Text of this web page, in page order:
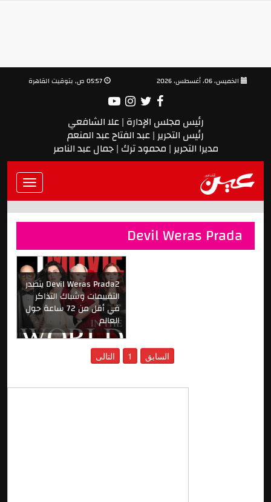
05:57 ص, بتوقيت القاهرة
رئيس مجلس الإدارة | علا الشافعي
رئيس التحرير | عبد الفتاح عبد المنعم
مديرا التحرير | محمود ترك | جمال عبد الناصر
Toggle
Devil Weras Prada
Devil Weras Prada2 يتصدر
التقييمات وشباك التذاكر
في أقل من 72 ساعة حول
العالم
السابق 1 التالى